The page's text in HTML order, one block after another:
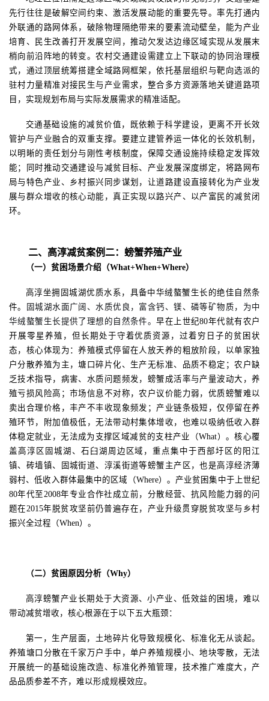
先行往往是破解空间约束、激活发展动能的重要先导。率先打通内
外联通的路网体系，破除物理隔绝带来的要素流动壁垒，能为产业
培育、民生改善打开发展空间，推动欠发达边缘区域实现从发展末
梢向前沿阵地的转变。农村交通建设需建立上下联动的协同治理模
式，通过顶层统筹搭建全域路网框架，依托基层组织与靶向选派的
驻村力量精准对接民生与产业需求，整合多方资源落地关键道路项
目，实现规划布局与实际发展需求的精准适配。
交通基础设施的减贫价值，既依赖于科学建设，更离不开长效
管护与产业融合的双重支撑。要建立建管养运一体化的长效机制，
以明晰的责任划分与刚性考核制度，保障交通设施持续稳定发挥效
能；同时推动交通建设与减贫目标、产业发展深度绑定，将路网布
局与特色产业、乡村振兴同步谋划，让道路建设直接转化为产业发
展与群众增收的核心动能，真正实现以路兴产、以产富民的减贫闭
环。
二、高淳减贫案例二：螃蟹养殖产业
（一）贫困场景介绍（What+When+Where）
高淳坐拥固城湖优质水系，具备中华绒螯蟹生长的绝佳自然条
件。
固城湖水面广阔、水质优良，富含钙、镁、磷等矿物质，为中
华绒螯蟹生长提供了理想的自然条件。早在上世纪80年代就有农户
开展零星养殖，但长期处于守着优质资源，过着穷日子的贫困状
态，核心体现为：养殖模式停留在人放天养的粗放阶段，以单家独
户分散养殖为主，塘口碎片化、生产无标准、品质不稳定；农户缺
乏技术指导，病害、水质问题频发，螃蟹成活率与产量波动大，养
殖亏损风险高；市场信息不对称，农户议价能力弱，优质螃蟹难以
卖出合理价格，丰产不丰收现象频发；产业链条极短，仅停留在养
殖环节，附加值极低，无法带动村集体增收，也难以吸纳低收入群
体稳定就业，无法成为支撑区域减贫的支柱产业（What）。核心覆
盖高淳区固城湖、石臼湖周边区域，重点集中于西部圩区的阳江
镇、砖墙镇、固城街道、淳溪街道等螃蟹主产区，也是高淳经济薄
弱村、低收入群体最集中的区域（Where）。产业贫困集中于上世纪
80年代至2008年专业合作社成立前，分散经营、抗风险能力弱的问
题在2015年脱贫攻坚前仍普遍存在，产业升级贯穿脱贫攻坚与乡村
振兴全过程（When）。
（二）贫困原因分析（Why）
高淳螃蟹产业长期处于大资源、小产业、低效益的困境，难以
带动减贫增收，核心根源在于以下五大瓶颈：
第一，生产层面，土地碎片化导致规模化、标准化无从谈起。
养殖塘口分散在千家万户手中，单户养殖规模小、地块零散，无法
开展统一的基础设施改造、标准化养殖管理，技术推广难度大，产
品品质参差不齐，难以形成规模效应。